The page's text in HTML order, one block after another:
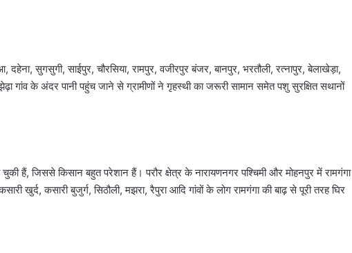
दहेना, सुगसुगी, साईपुर, चौरसिया, रामपुर, वजीरपुर बंजर, बानपुर, भरतौली, रत्नापुर, बेलाखेड़ा,
गांव के अंदर पानी पहुंच जाने से ग्रामीणों ने गृहस्थी का जरूरी सामान समेत पशु सुरक्षित सथानों
हैं, जिससे किसान बहुत परेशान हैं। परौर क्षेत्र के नारायणनगर पश्चिमी और मोहनपुर में रामगंगा
खुर्द, कसारी बुजुर्ग, सिठौली, मझरा, रैपुरा आदि गांवों के लोग रामगंगा की बाढ़ से पूरी तरह घिर